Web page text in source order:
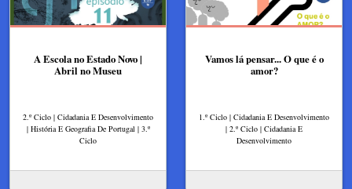
A Escola no Estado Novo |
Abril no Museu
2.º Ciclo | Cidadania E Desenvolvimento
| História E Geografia De Portugal | 3.º
Ciclo
Vamos lá pensar... O que é o
amor?
1.º Ciclo | Cidadania E Desenvolvimento
| 2.º Ciclo | Cidadania E
Desenvolvimento